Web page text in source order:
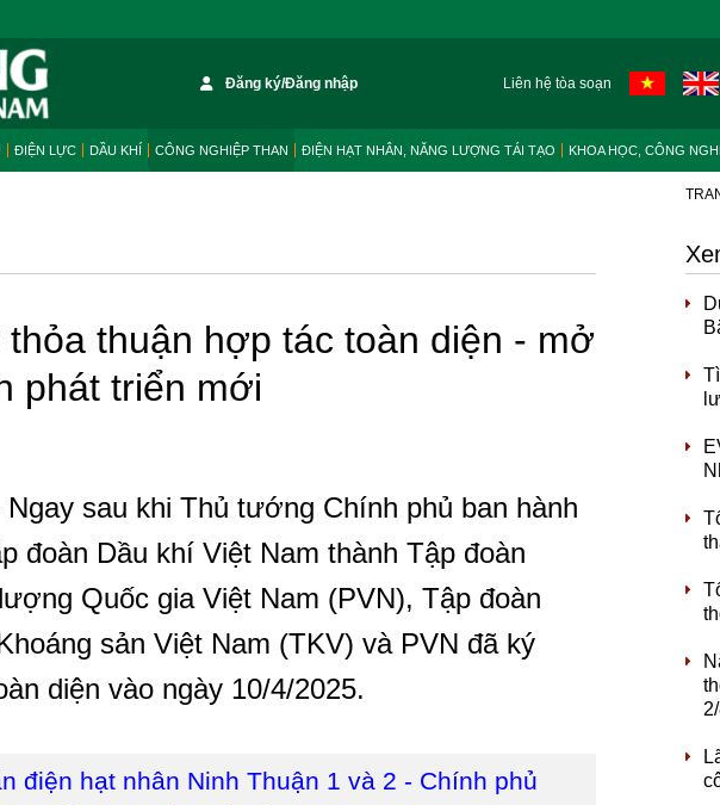
Đăng ký/Đăng nhập Liên hệ tòa soạn
ĐIỆN LỰC DẦU KHÍ CÔNG NGHIỆP THAN ĐIỆN HẠT NHÂN, NĂNG LƯỢNG TÁI TẠO KHOA HỌC, CÔNG
thỏa thuận hợp tác toàn diện - mở
phát triển mới
Ngay sau khi Thủ tướng Chính phủ ban hành
đoàn Dầu khí Việt Nam thành Tập đoàn
Quốc gia Việt Nam (PVN), Tập đoàn
sản Việt Nam (TKV) và PVN đã ký
diện vào ngày 10/4/2025.
điện hạt nhân Ninh Thuận 1 và 2 - Chính phủ